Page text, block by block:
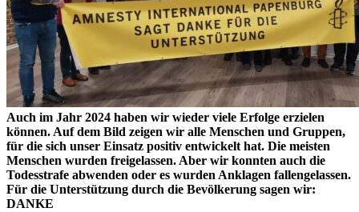
Auch im Jahr 2024 haben wir wieder viele Erfolge erzielen
können. Auf dem Bild zeigen wir alle Menschen und Gruppen,
für die sich unser Einsatz positiv entwickelt hat. Die meisten
Menschen wurden freigelassen. Aber wir konnten auch die
Todesstrafe abwenden oder es wurden Anklagen fallengelassen.
Für die Unterstützung durch die Bevölkerung sagen wir:
DANKE